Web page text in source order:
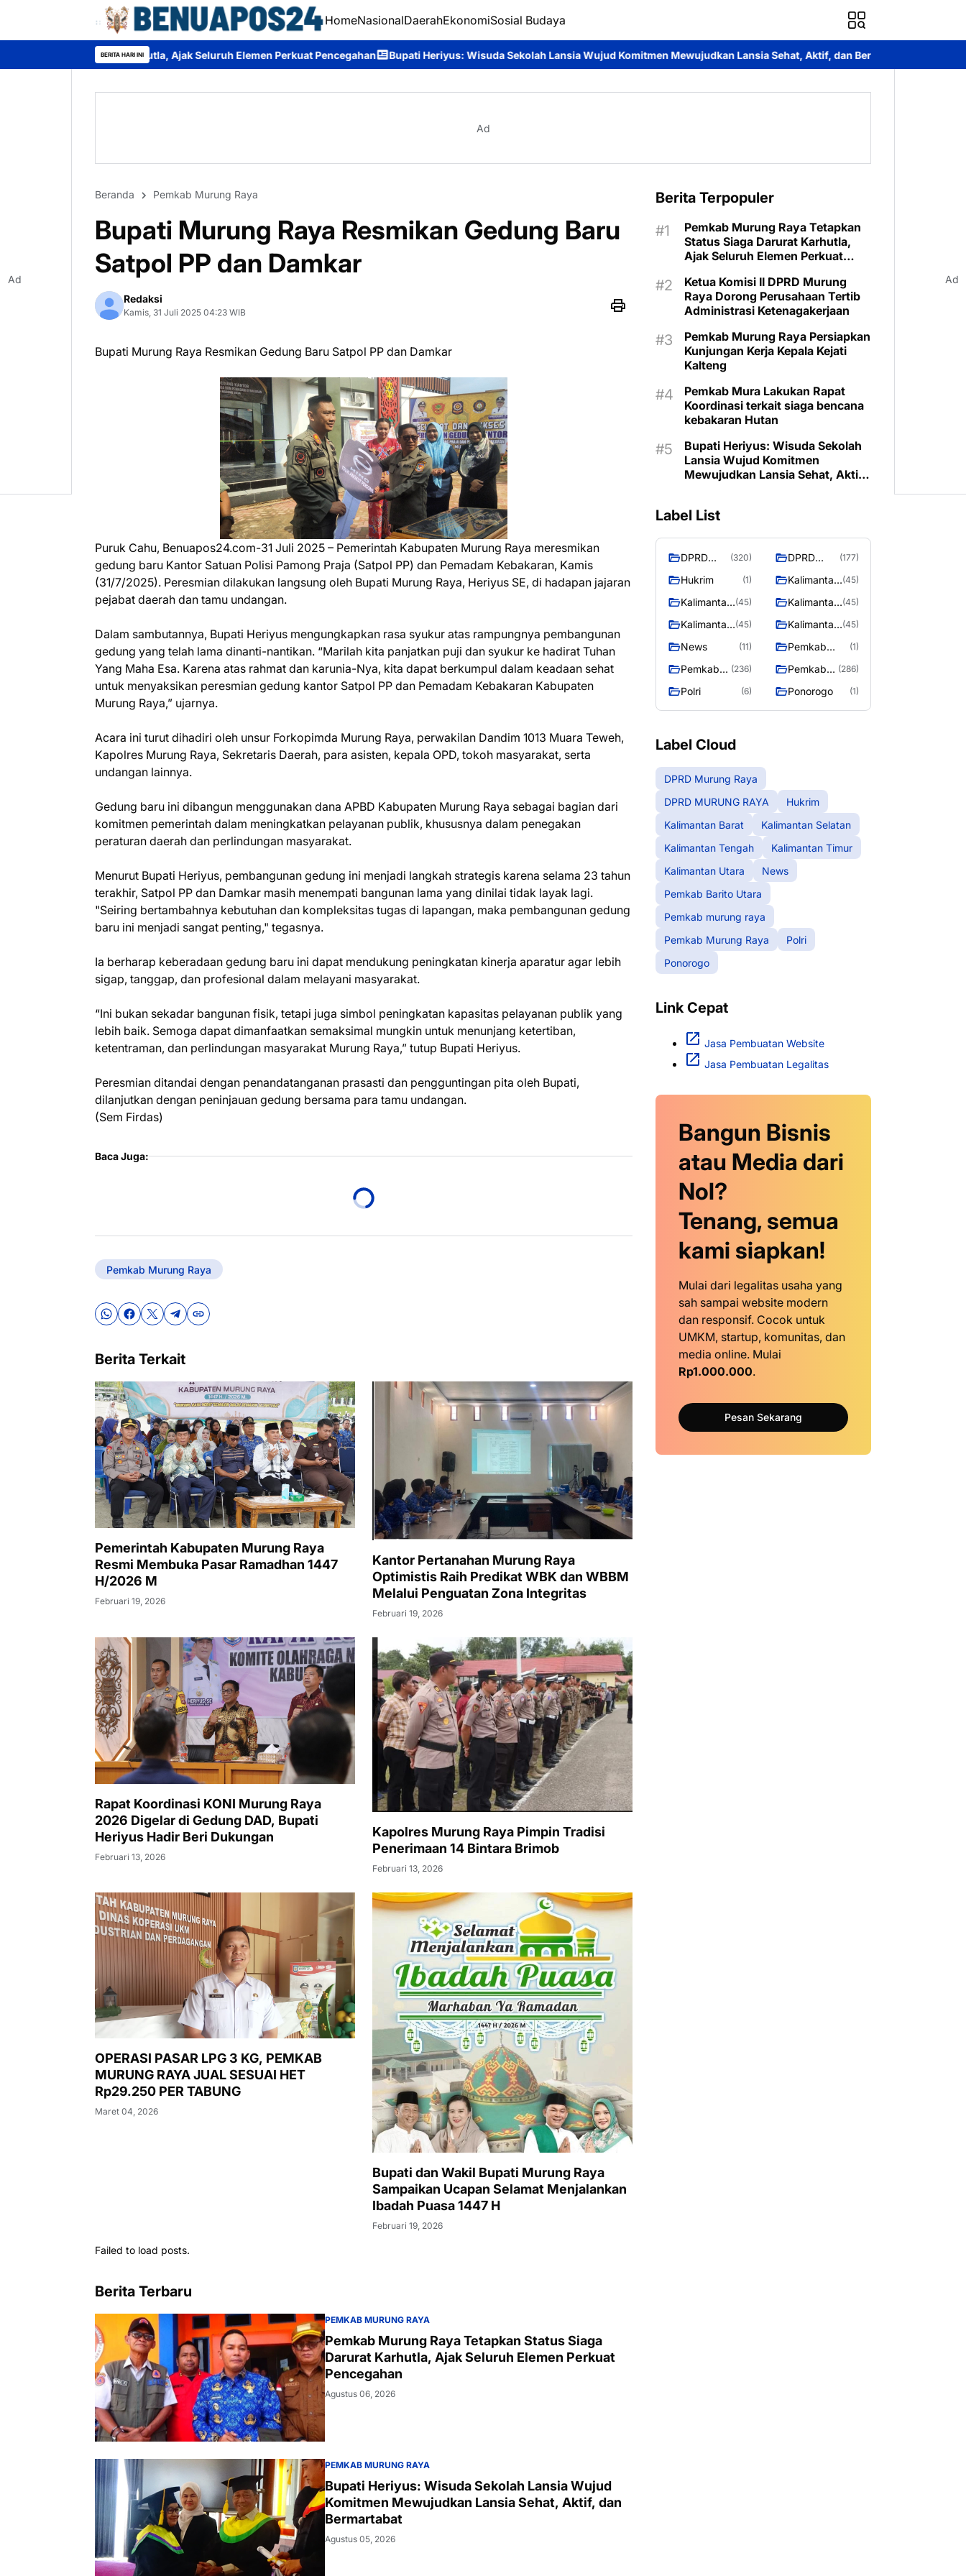
HomeNasionalDaerahEkonomiSosial Budaya
BERITA HARI INI
Ajak Seluruh Elemen Perkuat Pencegahan Bupati Heriyus: Wisuda Sekolah Lansia Wujud Komitmen Mewujudkan Lansia Sehat, Aktif, dan Bermartabat Bupati Heriyus Buka Festival
Ad
Beranda Pemkab Murung Raya
Bupati Murung Raya Resmikan Gedung Baru
Satpol PP dan Damkar
Redaksi
Kamis, 31 Juli 2025 04:23 WIB
Bupati Murung Raya Resmikan Gedung Baru Satpol PP dan Damkar
Puruk Cahu, Benuapos24.com-31 Juli 2025 – Pemerintah Kabupaten Murung Raya meresmikan
gedung baru Kantor Satuan Polisi Pamong Praja (Satpol PP) dan Pemadam Kebakaran, Kamis
(31/7/2025). Peresmian dilakukan langsung oleh Bupati Murung Raya, Heriyus SE, di hadapan jajaran
pejabat daerah dan tamu undangan.
Dalam sambutannya, Bupati Heriyus mengungkapkan rasa syukur atas rampungnya pembangunan
gedung yang telah lama dinanti-nantikan. “Marilah kita panjatkan puji dan syukur ke hadirat Tuhan
Yang Maha Esa. Karena atas rahmat dan karunia-Nya, kita dapat berkumpul dalam keadaan sehat
untuk menyaksikan peresmian gedung kantor Satpol PP dan Pemadam Kebakaran Kabupaten
Murung Raya,” ujarnya.
Acara ini turut dihadiri oleh unsur Forkopimda Murung Raya, perwakilan Dandim 1013 Muara Teweh,
Kapolres Murung Raya, Sekretaris Daerah, para asisten, kepala OPD, tokoh masyarakat, serta
undangan lainnya.
Gedung baru ini dibangun menggunakan dana APBD Kabupaten Murung Raya sebagai bagian dari
komitmen pemerintah dalam meningkatkan pelayanan publik, khususnya dalam penegakan
peraturan daerah dan perlindungan masyarakat.
Menurut Bupati Heriyus, pembangunan gedung ini menjadi langkah strategis karena selama 23 tahun
terakhir, Satpol PP dan Damkar masih menempati bangunan lama yang dinilai tidak layak lagi.
"Seiring bertambahnya kebutuhan dan kompleksitas tugas di lapangan, maka pembangunan gedung
baru ini menjadi sangat penting," tegasnya.
Ia berharap keberadaan gedung baru ini dapat mendukung peningkatan kinerja aparatur agar lebih
sigap, tanggap, dan profesional dalam melayani masyarakat.
“Ini bukan sekadar bangunan fisik, tetapi juga simbol peningkatan kapasitas pelayanan publik yang
lebih baik. Semoga dapat dimanfaatkan semaksimal mungkin untuk menunjang ketertiban,
ketentraman, dan perlindungan masyarakat Murung Raya,” tutup Bupati Heriyus.
Peresmian ditandai dengan penandatanganan prasasti dan pengguntingan pita oleh Bupati,
dilanjutkan dengan peninjauan gedung bersama para tamu undangan.
(Sem Firdas)
Baca Juga:
Pemkab Murung Raya
Berita Terkait
Pemerintah Kabupaten Murung Raya
Resmi Membuka Pasar Ramadhan 1447
H/2026 M
Februari 19, 2026
Kantor Pertanahan Murung Raya
Optimistis Raih Predikat WBK dan WBBM
Melalui Penguatan Zona Integritas
Februari 19, 2026
Rapat Koordinasi KONI Murung Raya
2026 Digelar di Gedung DAD, Bupati
Heriyus Hadir Beri Dukungan
Februari 13, 2026
Kapolres Murung Raya Pimpin Tradisi
Penerimaan 14 Bintara Brimob
Februari 13, 2026
OPERASI PASAR LPG 3 KG, PEMKAB
MURUNG RAYA JUAL SESUAI HET
Rp29.250 PER TABUNG
Maret 04, 2026
Bupati dan Wakil Bupati Murung Raya
Sampaikan Ucapan Selamat Menjalankan
Ibadah Puasa 1447 H
Februari 19, 2026
Failed to load posts.
Berita Terbaru
PEMKAB MURUNG RAYA
Pemkab Murung Raya Tetapkan Status Siaga
Darurat Karhutla, Ajak Seluruh Elemen Perkuat
Pencegahan
Agustus 06, 2026
PEMKAB MURUNG RAYA
Bupati Heriyus: Wisuda Sekolah Lansia Wujud
Komitmen Mewujudkan Lansia Sehat, Aktif, dan
Bermartabat
Agustus 05, 2026
Berita Terpopuler
Pemkab Murung Raya Tetapkan
Status Siaga Darurat Karhutla,
Ajak Seluruh Elemen Perkuat
Ketua Komisi II DPRD Murung
Raya Dorong Perusahaan Tertib
Administrasi Ketenagakerjaan
Pemkab Murung Raya Persiapkan
Kunjungan Kerja Kepala Kejati
Kalteng
Pemkab Mura Lakukan Rapat
Koordinasi terkait siaga bencana
kebakaran Hutan
Bupati Heriyus: Wisuda Sekolah
Lansia Wujud Komitmen
Mewujudkan Lansia Sehat, Aktif,
Label List
DPRD
Raya
(320)
DPRD
RAYA
(177)
Hukrim (1)
Kalimantan (45)
Kalimantan (45)
Kalimantan (45)
Kalimantan (45)
Kalimantan (45)
News (11)
Pemkab
Barito Utara
(1)
Pemkab
raya
(236)
Pemkab
Raya
(286)
Polri (6) Ponorogo (1)
Label Cloud
DPRD Murung Raya
DPRD MURUNG RAYA
Hukrim
Kalimantan Barat
Kalimantan Selatan
Kalimantan Tengah
Kalimantan Timur
Kalimantan Utara
News
Pemkab Barito Utara
Pemkab murung raya
Pemkab Murung Raya
Polri
Ponorogo
Link Cepat
Jasa Pembuatan Website
Jasa Pembuatan Legalitas
Bangun Bisnis
atau Media dari
Nol?
Tenang, semua
kami siapkan!
Mulai dari legalitas usaha yang
sah sampai website modern
dan responsif. Cocok untuk
UMKM, startup, komunitas, dan
media online. Mulai
Rp1.000.000.
Pesan Sekarang
Ad Ad